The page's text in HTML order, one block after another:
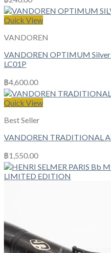
Quick View
VANDOREN
VANDOREN OPTIMUM Silver
LC01P
฿4,600.00
Quick View
Best Seller
VANDOREN TRADITIONAL
฿1,550.00